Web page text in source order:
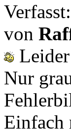
Verfasst:
von
Nur
Einfach